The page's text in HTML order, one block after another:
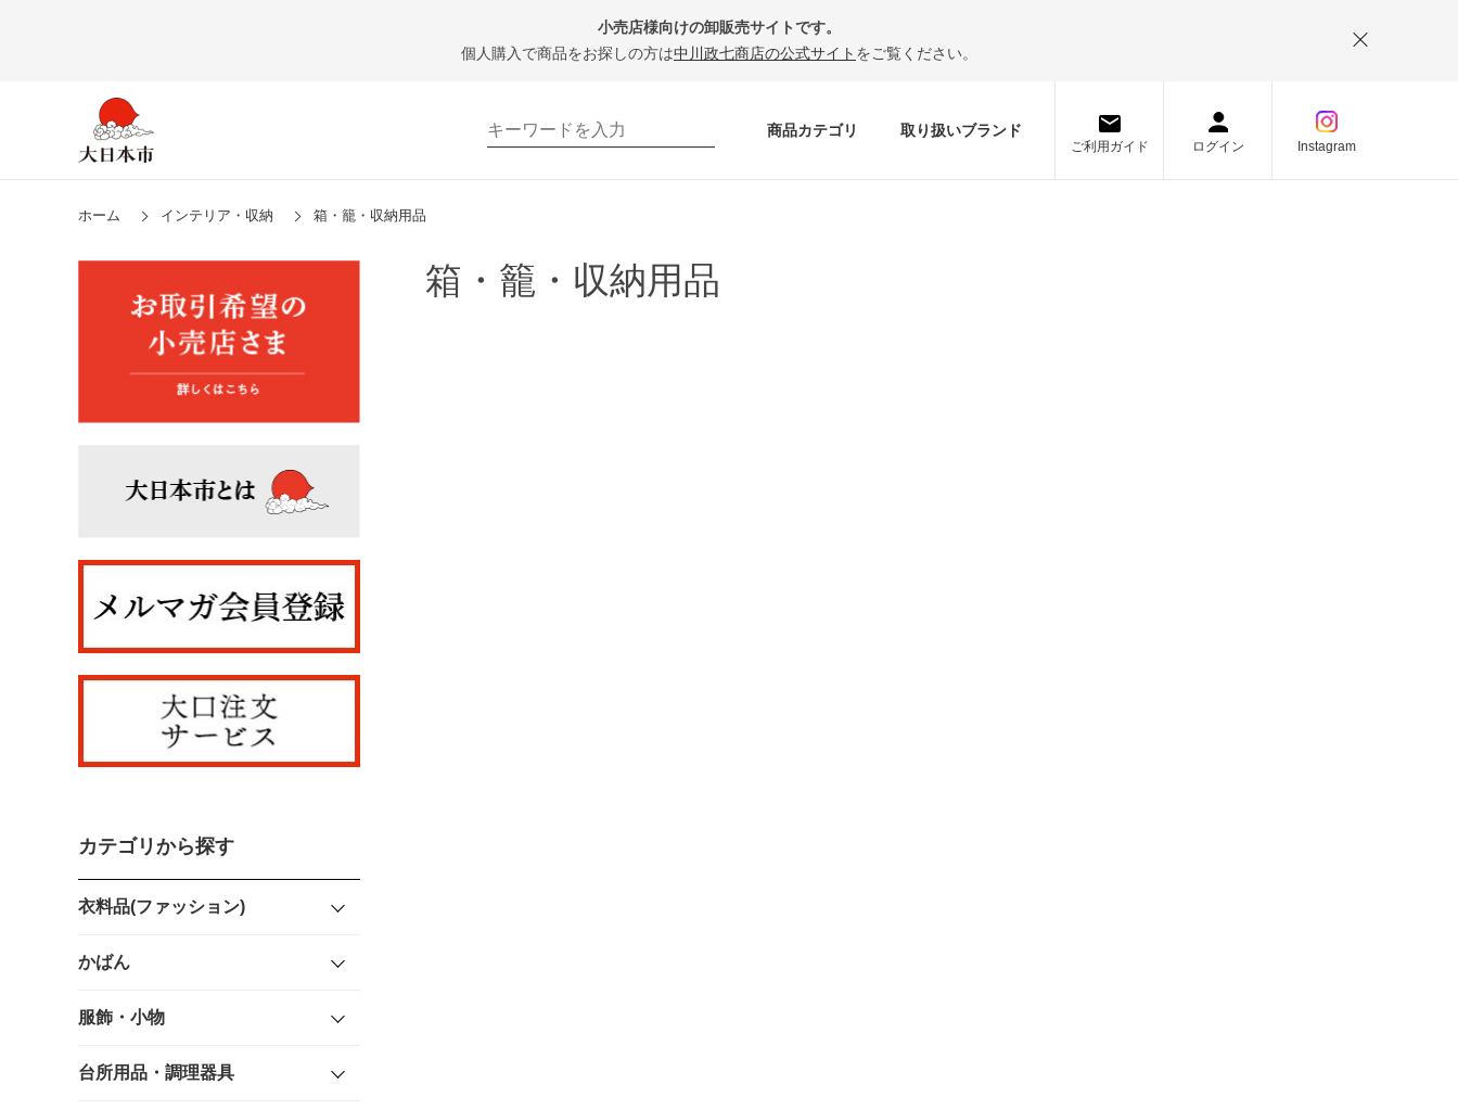
小売店様向けの卸販売サイトです。
個人購入で商品をお探しの方は中川政七商店の公式サイト をご覧ください。
商品カテゴリ 取り扱いブランド
ご利用ガイド ログイン Instagram
ホーム インテリア・収納 箱・籠・収納用品
カテゴリから探す
衣料品(ファッション)
かばん
服飾・小物
台所用品・調理器具
箱・籠・収納用品